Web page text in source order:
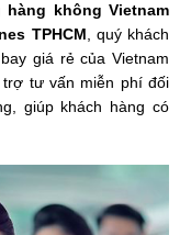
hàng không Vietnam
TPHCM, quý khách
giá rẻ của Vietnam
tư vấn miễn phí đối
giúp khách hàng có